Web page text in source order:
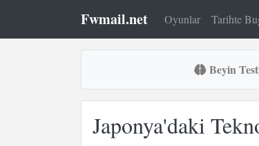
Fwmail.net Oyunlar Tarihte
Beyin
Japonya'daki